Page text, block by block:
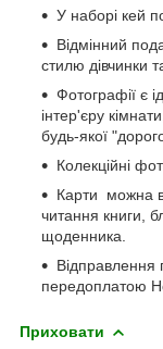
У наборі кей
Відмінний
стилю дівчинки
Фотографії є
інтер'єру
будь-якої
Колекційні
Карти можна
читання книги,
щоденника.
Відправлення
передоплатою
Приховати